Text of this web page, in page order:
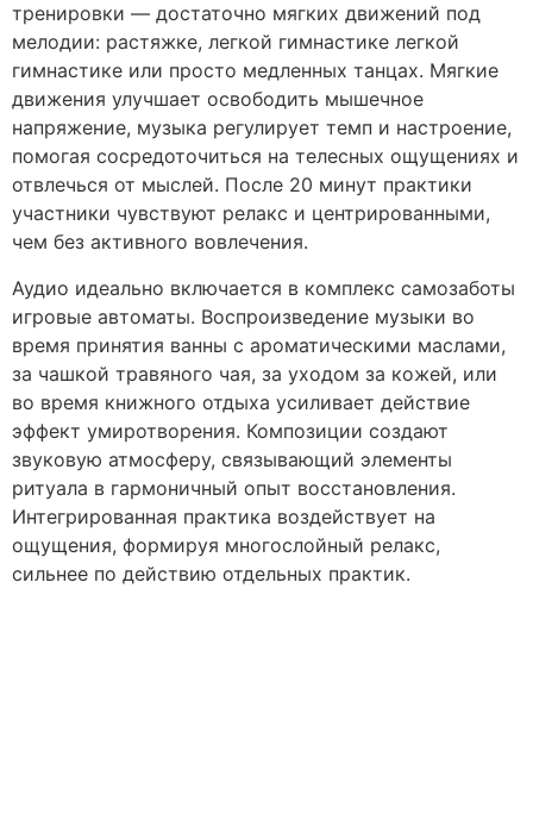
тренировки — достаточно мягких движений под
мелодии: растяжке, легкой гимнастике легкой
гимнастике или просто медленных танцах. Мягкие
движения улучшает освободить мышечное
напряжение, музыка регулирует темп и настроение,
помогая сосредоточиться на телесных ощущениях и
отвлечься от мыслей. После 20 минут практики
участники чувствуют релакс и центрированными,
чем без активного вовлечения.
Аудио идеально включается в комплекс самозаботы
игровые автоматы. Воспроизведение музыки во
время принятия ванны с ароматическими маслами,
за чашкой травяного чая, за уходом за кожей, или
во время книжного отдыха усиливает действие
эффект умиротворения. Композиции создают
звуковую атмосферу, связывающий элементы
ритуала в гармоничный опыт восстановления.
Интегрированная практика воздействует на
ощущения, формируя многослойный релакс,
сильнее по действию отдельных практик.